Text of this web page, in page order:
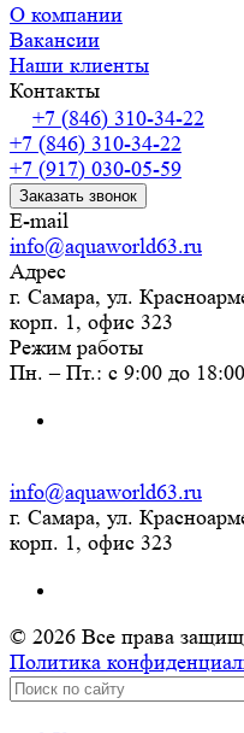
О компании
Вакансии
Наши клиенты
Контакты
+7 (846) 310-34-22
+7 (846) 310-34-22
+7 (917) 030-05-59
Заказать звонок
E-mail
info@aquaworld63.ru
Адрес
г. Самара, ул.
корп. 1, офис 323
Режим работы
Пн. – Пт.: с 9:00 до 18:00
info@aquaworld63.ru
г. Самара, ул.
корп. 1, офис 323
© 2026 Все права
Политика